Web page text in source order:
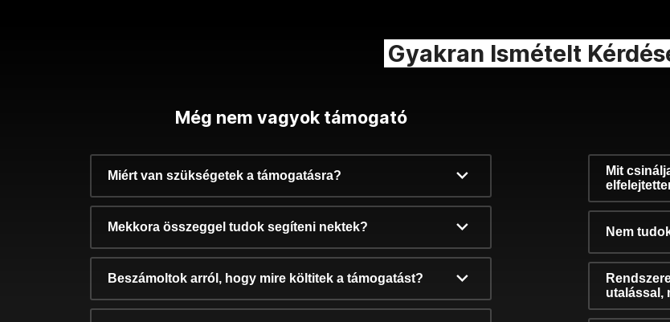
Gyakran Ismételt
Még nem vagyok támogató
Miért van szükségetek a támogatásra?
Mekkora összeggel tudok segíteni nektek?
Beszámoltok arról, hogy mire költitek a támogatást?
Mit
Nem
utalással,